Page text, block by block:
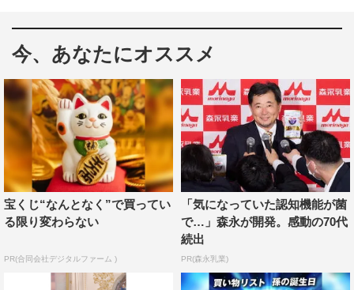
し、好きすぎて完コピしたという、浜崎の名曲をスタジオ
で生歌唱する。その歌声に、DAIGOは「肝っ玉の持ち
主！」と大絶賛する。
さらに、過去の恋愛における驚きの話や、ドラマで共演し
た林遣都へのジェラシーも告白。高橋が“泣かされた”理由
を明かす。
HKT48の第3期生で、今年4月28日に約2年半の活動を終了
した日韓合同のグローバルグループ・IZ*ONEとしても活
躍した矢吹。矢吹は「アイドル界って嫉妬でバチバチして
て」と、あるエピソードを告白。
今、あなたにオススメ
宝くじ“なんとなく”で買ってい
る限り変わらない
PR(合同会社デジタルファーム )
「気になっていた認知機能が菌
で…」森永が開発。感動の70代
続出
PR(森永乳業)